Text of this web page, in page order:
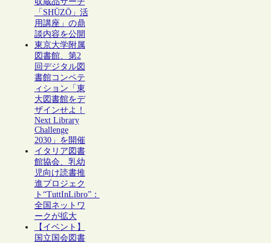
「SHŪZŌ」活
用講座」の鼎
談内容を公開
東京大学附属
図書館、第2
回デジタル図
書館コンペテ
ィション「東
大図書館をデ
ザインせよ！
Next Library
Challenge
2030」を開催
イタリア図書
館協会、乳幼
児向け読書推
進プロジェク
ト“TuttInLibro”：
全国ネットワ
ークが拡大
【イベント】
国立国会図書